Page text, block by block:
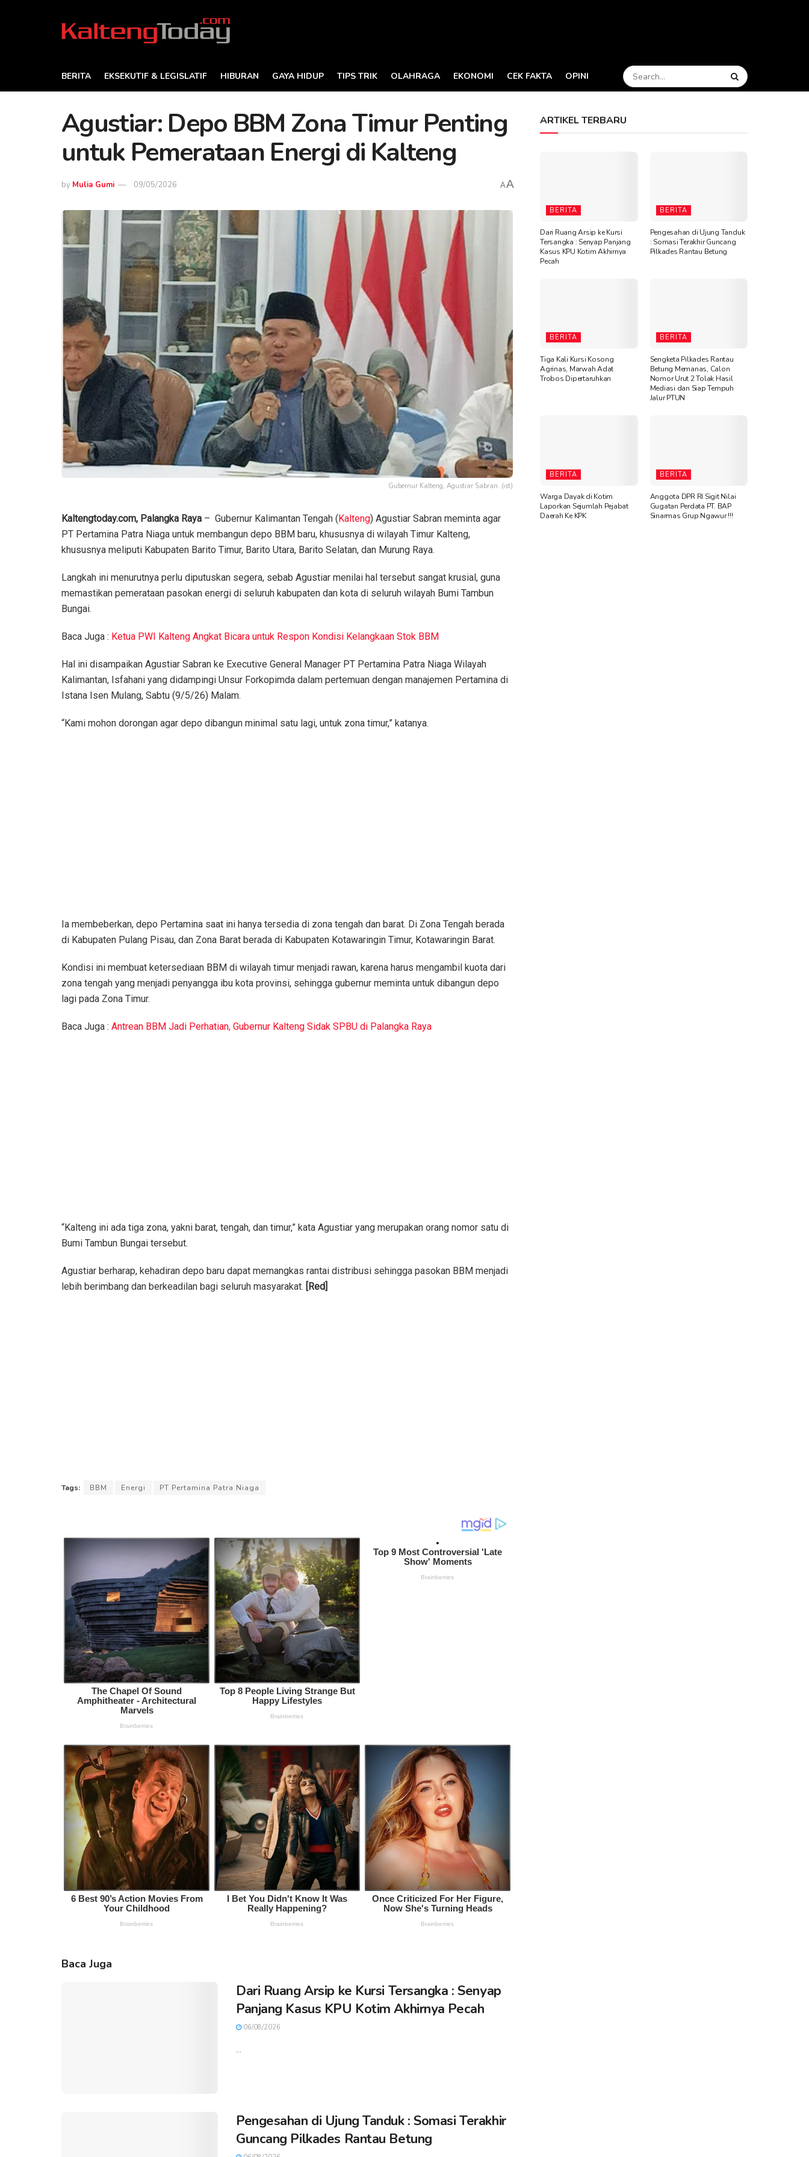
BERITA EKSEKUTIF & LEGISLATIF HIBURAN GAYA HIDUP TIPS TRIK OLAHRAGA EKONOMI CEK FAKTA OPINI
Agustiar: Depo BBM Zona Timur Penting
untuk Pemerataan Energi di Kalteng
by Mulia Gumi 09/05/2026 AA
Gubernur Kalteng, Agustiar Sabran. (ist)
Kaltengtoday.com, Palangka Raya – Gubernur Kalimantan Tengah (Kalteng) Agustiar Sabran meminta agar
PT Pertamina Patra Niaga untuk membangun depo BBM baru, khususnya di wilayah Timur Kalteng,
khususnya meliputi Kabupaten Barito Timur, Barito Utara, Barito Selatan, dan Murung Raya.
Langkah ini menurutnya perlu diputuskan segera, sebab Agustiar menilai hal tersebut sangat krusial, guna
memastikan pemerataan pasokan energi di seluruh kabupaten dan kota di seluruh wilayah Bumi Tambun
Bungai.
Baca Juga : Ketua PWI Kalteng Angkat Bicara untuk Respon Kondisi Kelangkaan Stok BBM
Hal ini disampaikan Agustiar Sabran ke Executive General Manager PT Pertamina Patra Niaga Wilayah
Kalimantan, Isfahani yang didampingi Unsur Forkopimda dalam pertemuan dengan manajemen Pertamina di
Istana Isen Mulang, Sabtu (9/5/26) Malam.
“Kami mohon dorongan agar depo dibangun minimal satu lagi, untuk zona timur,” katanya.
​Ia membeberkan, depo Pertamina saat ini hanya tersedia di zona tengah dan barat. Di Zona Tengah berada
di Kabupaten Pulang Pisau, dan Zona Barat berada di Kabupaten Kotawaringin Timur, Kotawaringin Barat.
​Kondisi ini membuat ketersediaan BBM di wilayah timur menjadi rawan, karena harus mengambil kuota dari
zona tengah yang menjadi penyangga ibu kota provinsi, sehingga gubernur meminta untuk dibangun depo
lagi pada Zona Timur.
Baca Juga : Antrean BBM Jadi Perhatian, Gubernur Kalteng Sidak SPBU di Palangka Raya
“Kalteng ini ada tiga zona, yakni barat, tengah, dan timur,” kata Agustiar yang merupakan orang nomor satu di
Bumi Tambun Bungai tersebut.
​Agustiar berharap, kehadiran depo baru dapat memangkas rantai distribusi sehingga pasokan BBM menjadi
lebih berimbang dan berkeadilan bagi seluruh masyarakat. [Red]
Tags: BBM Energi PT Pertamina Patra Niaga
Baca Juga
Dari Ruang Arsip ke Kursi Tersangka : Senyap
Panjang Kasus KPU Kotim Akhirnya Pecah
06/08/2026
Pengesahan di Ujung Tanduk : Somasi Terakhir
Guncang Pilkades Rantau Betung
ARTIKEL TERBARU
BERITA
Dari Ruang Arsip ke Kursi
Tersangka : Senyap Panjang
Kasus KPU Kotim Akhirnya
Pecah
BERITA
Pengesahan di Ujung Tanduk
: Somasi Terakhir Guncang
Pilkades Rantau Betung
BERITA
Tiga Kali Kursi Kosong
Agrinas, Marwah Adat
Trobos Dipertaruhkan
BERITA
Sengketa Pilkades Rantau
Betung Memanas, Calon
Nomor Urut 2 Tolak Hasil
Mediasi dan Siap Tempuh
Jalur PTUN
BERITA
Warga Dayak di Kotim
Laporkan Sejumlah Pejabat
Daerah Ke KPK
BERITA
Anggota DPR RI Sigit Nilai
Gugatan Perdata PT. BAP
Sinarmas Grup Ngawur !!!